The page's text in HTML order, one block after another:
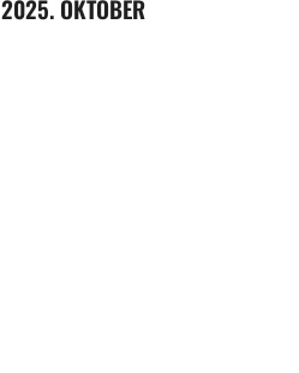
2025. OKTÓBER